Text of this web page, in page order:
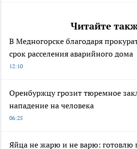
Читайте
В Медногорске благодаря
срок расселения аварийного дома
12:10
Оренбуржцу грозит тюремное
нападение на человека
06:25
Яйца не жарю и не варю: